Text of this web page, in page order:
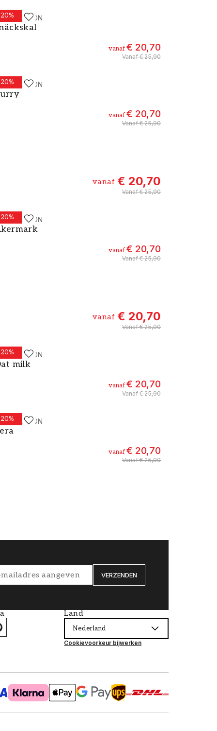
20%
vanaf € 20,70
Vanaf € 25,90
- Kleur W11 Snäckskal
20%
vanaf € 20,70
Vanaf € 25,90
- Kleur W52 Curry
vanaf € 20,70
Vanaf € 25,90
20%
vanaf € 20,70
Vanaf € 25,90
- Kleur W93 Åkermark
vanaf € 20,70
Vanaf € 25,90
20%
milk
vanaf € 20,70
Vanaf € 25,90
- Kleur W151 Oat milk
20%
vanaf € 20,70
Vanaf € 25,90
- Kleur W69 Lera
VERZENDEN
Land
Nederland
Cookievoorkeur bijwerken